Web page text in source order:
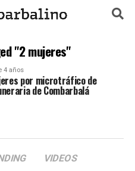
"2 mujeres"
4 años
por microtráfico de
de Combarbalá
VIDEOS